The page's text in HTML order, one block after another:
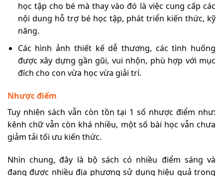
học tập cho bé mà thay vào đó là việc cung cấp các
nội dung hỗ trợ bé học tập, phát triển kiến thức, kỹ
năng.
Các hình ảnh thiết kế dễ thương, các tình huống
được xây dựng gần gũi, vui nhộn, phù hợp với mục
đích cho con vừa học vừa giải trí.
Nhược điểm
Tuy nhiên sách vẫn còn tồn tại 1 số nhược điểm như:
kênh chữ vẫn còn khá nhiều, một số bài học vẫn chưa
giảm tải tối ưu kiến thức.
Nhìn chung, đây là bộ sách có nhiều điểm sáng và
đang được nhiều địa phương sử dụng hiệu quả trong